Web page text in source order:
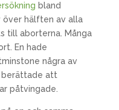
bland
över hälften av alla
till aborterna. Många
En hade
några av
berättade att
påtvingade.